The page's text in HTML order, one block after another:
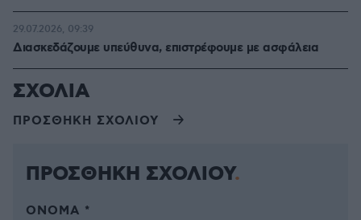
Διασκεδάζουμε υπεύθυνα, επιστρέφουμε με ασφάλεια
29.07.2026, 09:39
ΣΧΟΛΙΑ
ΠΡΟΣΘΗΚΗ ΣΧΟΛΙΟΥ
ΠΡΟΣΘΗΚΗ ΣΧΟΛΙΟΥ
ΌΝΟΜΑ *